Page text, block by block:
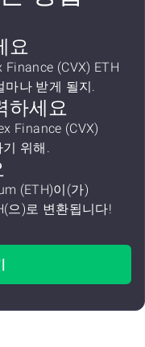
요
Finance (CVX) ETH
마나 받게 될지.
하세요
Finance (CVX)
위해.
(ETH)이(가)
으)로 변환됩니다!